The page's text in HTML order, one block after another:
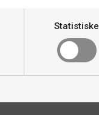
Statistiske